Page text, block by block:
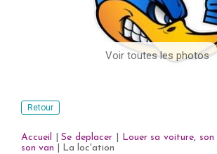
Voir toutes les photos
Retour
Accueil |Se deplacer
Louer sa voiture,
son van
La loc'ation